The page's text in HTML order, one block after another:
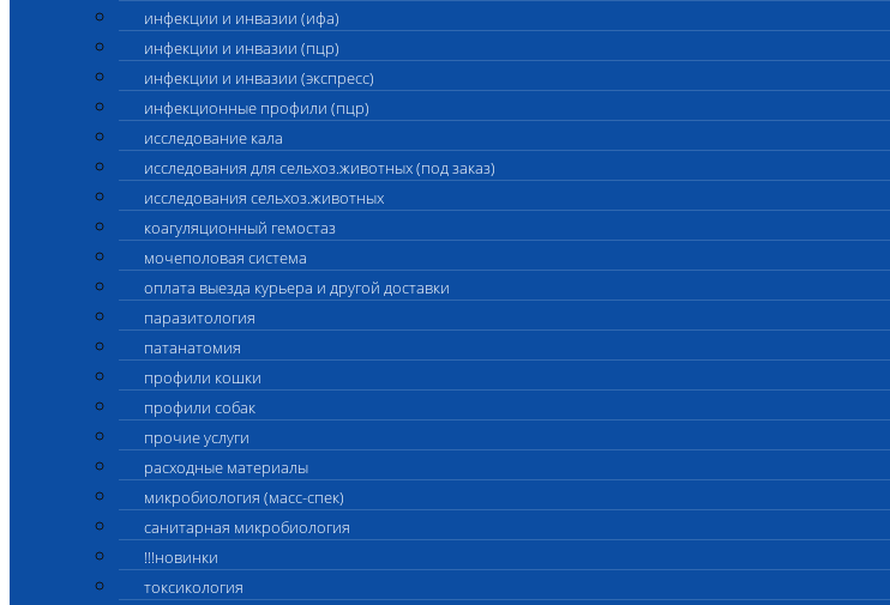
инфекции и инвазии (ифа)
инфекции и инвазии (пцр)
инфекции и инвазии (экспресс)
инфекционные профили (пцр)
исследование кала
исследования для сельхоз.животных (под заказ)
исследования сельхоз.животных
коагуляционный гемостаз
мочеполовая система
оплата выезда курьера и другой доставки
паразитология
патанатомия
профили кошки
профили собак
прочие услуги
расходные материалы
микробиология (масс-спек)
санитарная микробиология
!!!новинки
токсикология